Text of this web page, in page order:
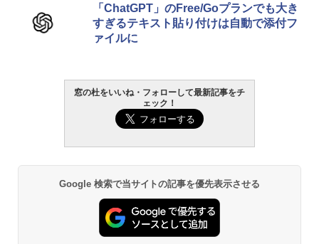
「ChatGPT」のFree/Goプランでも大き
すぎるテキスト貼り付けは自動で添付フ
ァイルに
窓の杜をいいね・フォローして最新記事をチ
ェック！
Google 検索で当サイトの記事を優先表示させる